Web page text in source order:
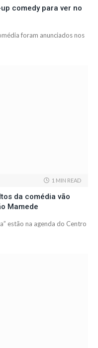
comedy para ver no
foram anunciados nos
1 MIN READ
da comédia vão
Mamede
estão na agenda do Centro